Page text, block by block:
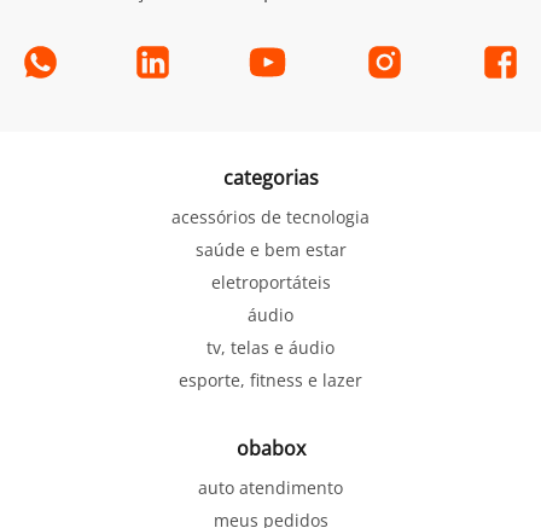
categorias
acessórios de tecnologia
saúde e bem estar
eletroportáteis
áudio
tv, telas e áudio
esporte, fitness e lazer
obabox
auto atendimento
meus pedidos